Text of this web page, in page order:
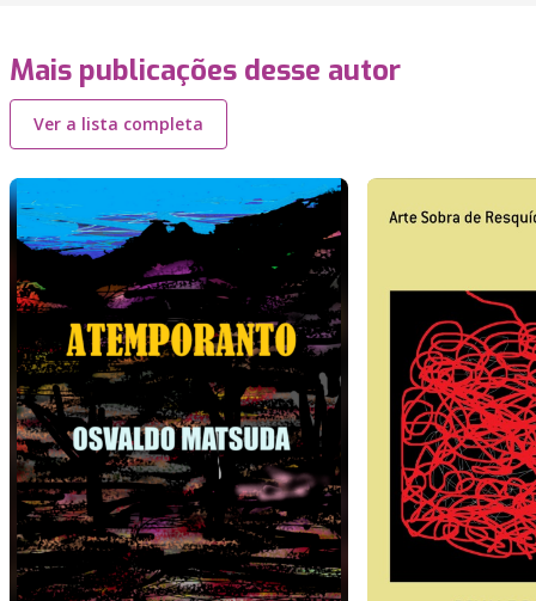
Mais publicações desse autor
Ver a lista completa